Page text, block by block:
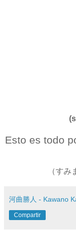
Esto es todo
（す
河曲勝人 - Kawano
Compartir